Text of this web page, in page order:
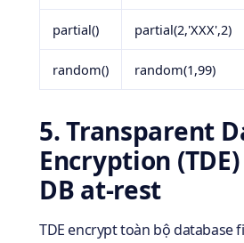
partial() partial(2,'XXX',2)
random() random(1,99)
5. Transparent
Encryption
DB at-rest
TDE encrypt toàn bộ database